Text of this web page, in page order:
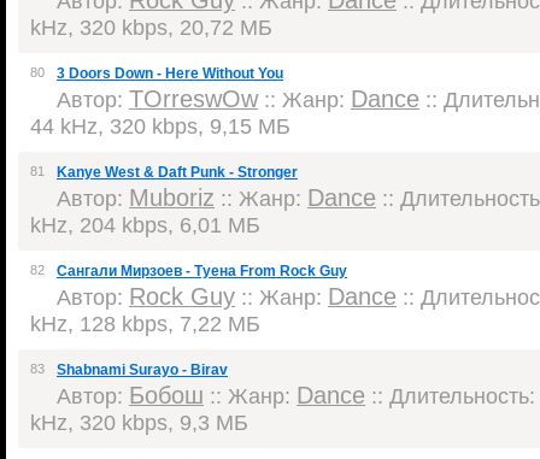
kHz, 320 kbps, 20,72 МБ
80 3 Doors Down - Here Without You
Автор: TOrreswOw:: Жанр: Dance ::
44 kHz, 320 kbps, 9,15 МБ
81 Kanye West & Daft Punk - Stronger
Автор: Muboriz :: Жанр: Dance ::
kHz, 204 kbps, 6,01 МБ
82 Сангали Мирзоев - Туена From Rock Guy
Автор: Rock Guy :: Жанр: Dance ::
kHz, 128 kbps, 7,22 МБ
83 Shabnami Surayo - Birav
Автор: Бобош :: Жанр: Dance ::
kHz, 320 kbps, 9,3 МБ